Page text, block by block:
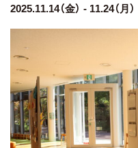
2025.11.14（金） - 11.24（月）